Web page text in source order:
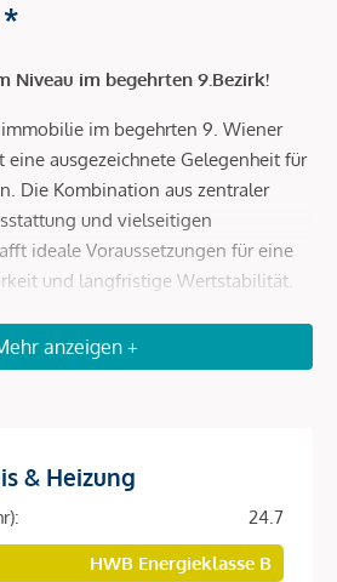
*
Niveau im begehrten 9.Bezirk!
im begehrten 9. Wiener
ausgezeichnete Gelegenheit für
Die Kombination aus zentraler
und vielseitigen
ideale Voraussetzungen für eine
und langfristige Wertstabilität.
umfasst insgesamt 151
mit Wohnflächen von ca. 32 bis
nutzt suchen, für zukünftigen
Familie oder als Wertanlage für
der jungen Familie. Die
die hochwertige Ausstattung
anzeigen +
& Heizung
24.7
HWB Energieklasse B